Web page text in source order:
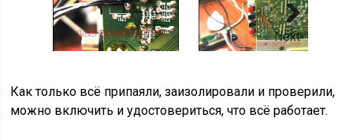
Next
Как только всё припаяли, заизолировали и проверили,
можно включить и удостовериться, что всё работает.